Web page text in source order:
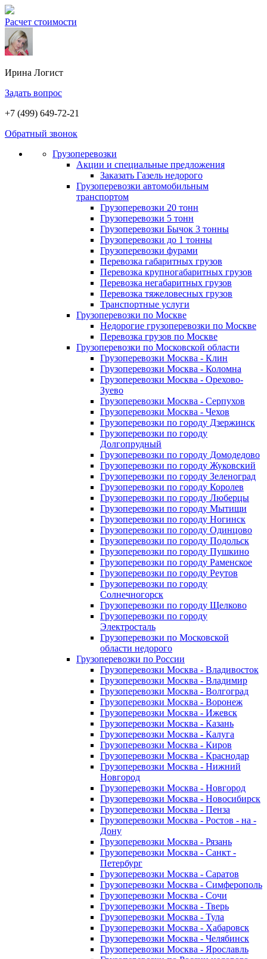
Расчет стоимости
Ирина Логист
Задать вопрос
+7 (499) 649-72-21
Обратный звонок
Грузоперевозки
Акции и специальные предложения
Заказать Газель недорого
Грузоперевозки автомобильным
транспортом
Грузоперевозки 20 тонн
Грузоперевозки 5 тонн
Грузоперевозки Бычок 3 тонны
Грузоперевозки до 1 тонны
Грузоперевозки фурами
Перевозка габаритных грузов
Перевозка крупногабаритных грузов
Перевозка негабаритных грузов
Перевозка тяжеловесных грузов
Транспортные услуги
Грузоперевозки по Москве
Недорогие грузоперевозки по Москве
Перевозка грузов по Москве
Грузоперевозки по Московской области
Грузоперевозки Москва - Клин
Грузоперевозки Москва - Коломна
Грузоперевозки Москва - Орехово-
Зуево
Грузоперевозки Москва - Серпухов
Грузоперевозки Москва - Чехов
Грузоперевозки по городу Дзержинск
Грузоперевозки по городу
Долгопрудный
Грузоперевозки по городу Домодедово
Грузоперевозки по городу Жуковский
Грузоперевозки по городу Зеленоград
Грузоперевозки по городу Королев
Грузоперевозки по городу Люберцы
Грузоперевозки по городу Мытищи
Грузоперевозки по городу Ногинск
Грузоперевозки по городу Одинцово
Грузоперевозки по городу Подольск
Грузоперевозки по городу Пушкино
Грузоперевозки по городу Раменское
Грузоперевозки по городу Реутов
Грузоперевозки по городу
Солнечногорск
Грузоперевозки по городу Щелково
Грузоперевозки по городу
Электросталь
Грузоперевозки по Московской
области недорого
Грузоперевозки по России
Грузоперевозки Москва - Владивосток
Грузоперевозки Москва - Владимир
Грузоперевозки Москва - Волгоград
Грузоперевозки Москва - Воронеж
Грузоперевозки Москва - Ижевск
Грузоперевозки Москва - Казань
Грузоперевозки Москва - Калуга
Грузоперевозки Москва - Киров
Грузоперевозки Москва - Краснодар
Грузоперевозки Москва - Нижний
Новгород
Грузоперевозки Москва - Новгород
Грузоперевозки Москва - Новосибирск
Грузоперевозки Москва - Пенза
Грузоперевозки Москва - Ростов - на -
Дону
Грузоперевозки Москва - Рязань
Грузоперевозки Москва - Санкт -
Петербург
Грузоперевозки Москва - Саратов
Грузоперевозки Москва - Симферополь
Грузоперевозки Москва - Сочи
Грузоперевозки Москва - Тверь
Грузоперевозки Москва - Тула
Грузоперевозки Москва - Хабаровск
Грузоперевозки Москва - Челябинск
Грузоперевозки Москва - Ярославль